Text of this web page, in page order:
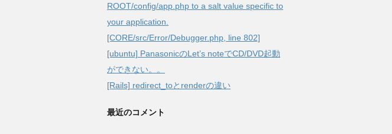
ROOT/config/app.php to a salt value specific to
your application.
[CORE/src/Error/Debugger.php, line 802]
[ubuntu] PanasonicのLet’s noteでCD/DVD起動
ができない。。
[Rails] redirect_toとrenderの違い
最近のコメント